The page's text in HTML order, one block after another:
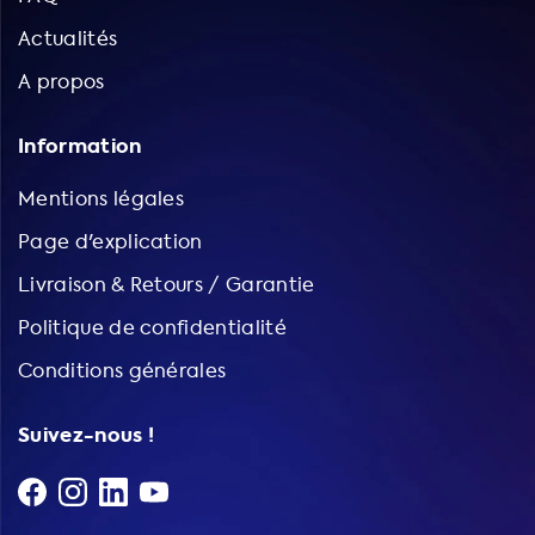
Actualités
A propos
Information
Mentions légales
Page d'explication
Livraison & Retours / Garantie
Politique de confidentialité
Conditions générales
Suivez-nous !